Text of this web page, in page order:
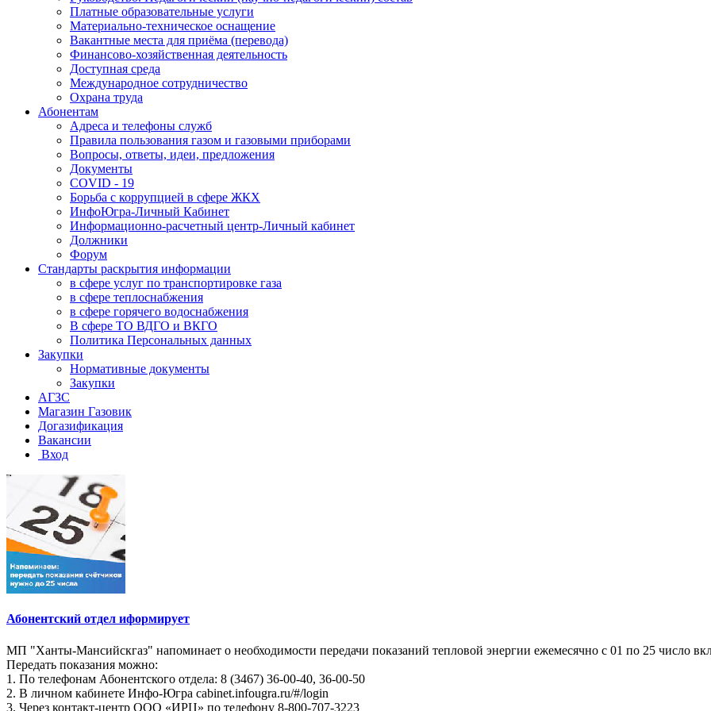
Платные образовательные услуги
Материально-техническое оснащение
Вакантные места для приёма (перевода)
Финансово-хозяйственная деятельность
Доступная среда
Международное сотрудничество
Охрана труда
Абонентам
Адреса и телефоны служб
Правила пользования газом и газовыми приборами
Вопросы, ответы, идеи, предложения
Документы
COVID - 19
Борьба с коррупцией в сфере ЖКХ
ИнфоЮгра-Личный Кабинет
Информационно-расчетный центр-Личный кабинет
Должники
Форум
Стандарты раскрытия информации
в сфере услуг по транспортировке газа
в сфере теплоснабжения
в сфере горячего водоснабжения
В сфере ТО ВДГО и ВКГО
Политика Персональных данных
Закупки
Нормативные документы
Закупки
АГЗС
Магазин Газовик
Догазификация
Вакансии
Вход
Абонентский отдел иформирует
МП "Ханты-Мансийскгаз" напоминает о необходимости передачи показаний тепловой энергии ежемесячно с 01 по 25 число
Передать показания можно:
1. По телефонам Абонентского отдела: 8 (3467) 36-00-40, 36-00-50
2. В личном кабинете Инфо-Югра cabinet.infougra.ru/#/login
3. Через контакт-центр ООО «ИРЦ» по телефону 8-800-707-3223